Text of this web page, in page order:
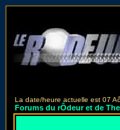
La date/heure actuelle est 07
Forums du rÔdeur et de